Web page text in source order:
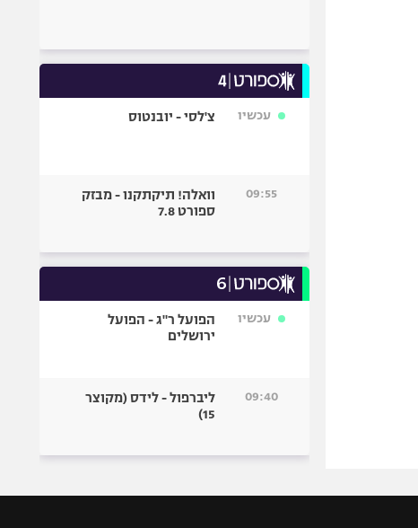
עכשיו צ'לסי - יובנטוס
09:55
וואלה! תיקתקנו - מבזק
ספורט 7.8
עכשיו
הפועל ר"ג - הפועל
ירושלים
09:40
ליברפול - לידס (מקוצר
15)